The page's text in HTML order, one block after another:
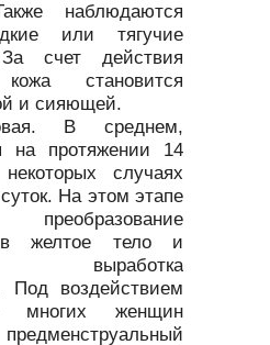
наблюдаются
или тягучие
счет действия
кожа становится
и сияющей.
В среднем,
на протяжении 14
случаях
На этом этапе
преобразование
желтое тело и
выработка
Под воздействием
многих женщин